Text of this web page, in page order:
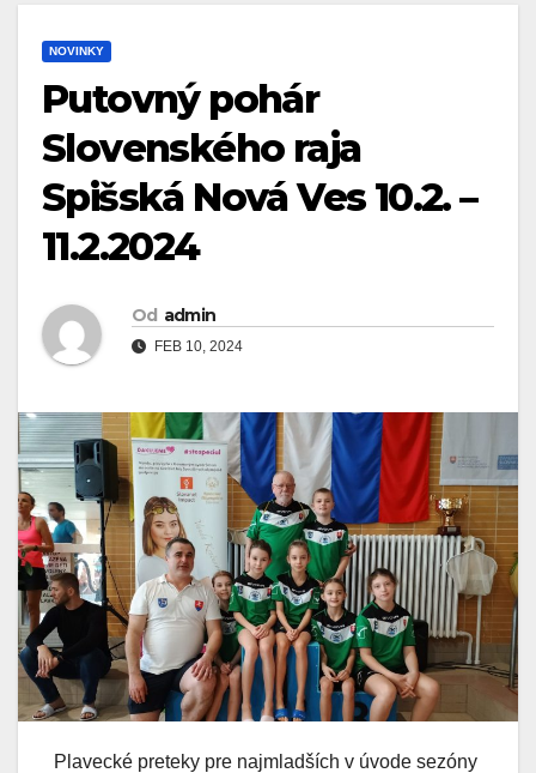
NOVINKY
Putovný pohár
Slovenského raja
Spišská Nová Ves 10.2. –
11.2.2024
Od admin
FEB 10, 2024
Plavecké preteky pre najmladších v úvode sezóny